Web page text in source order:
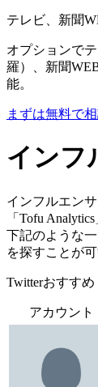
テレビ、新聞
オプションで
羅）、新聞
能。
まずは無料で
インフ
インフルエン
「Tofu
下記のような
を探すことが可
Twitterおすすめ
アカウント